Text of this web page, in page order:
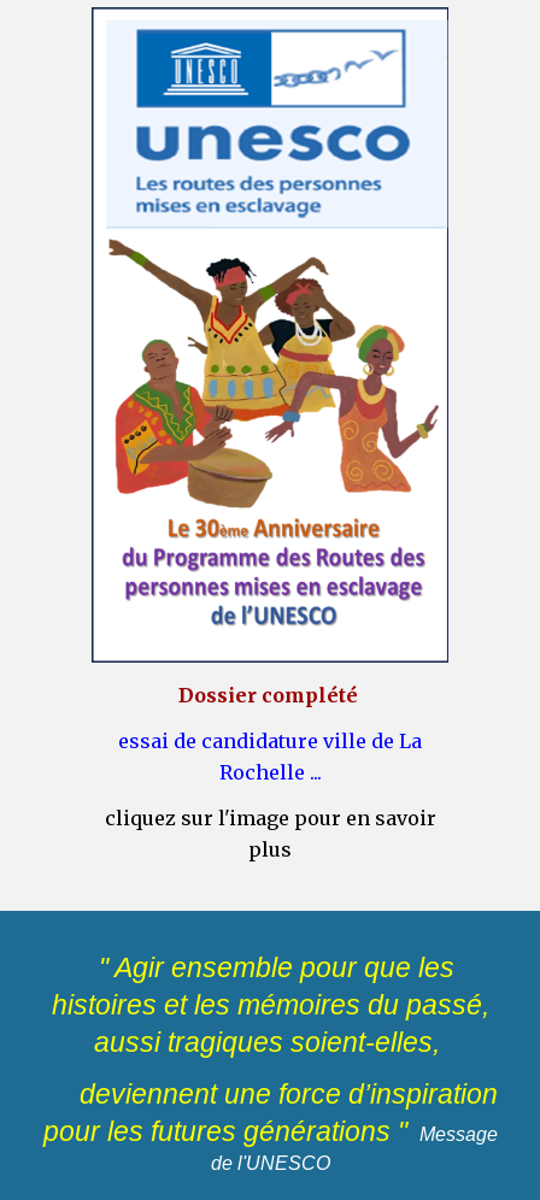
Dossier complété
essai de candidature ville de La
Rochelle ...
cliquez sur l'image pour en savoir
plus
" Agir ensemble pour que les
histoires et les mémoires du passé,
aussi tragiques soient-elles,
deviennent une force d’inspiration
pour les futures générations "
Message
de l'UNESCO